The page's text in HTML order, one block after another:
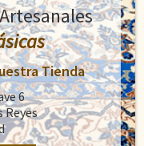
es:
4.200,00€.
Tienda
6
Reyes